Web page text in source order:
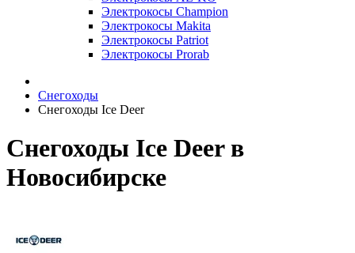
Электрокосы Champion
Электрокосы Makita
Электрокосы Patriot
Электрокосы Prorab
Снегоходы
Снегоходы Ice Deer
Снегоходы Ice Deer в
Новосибирске